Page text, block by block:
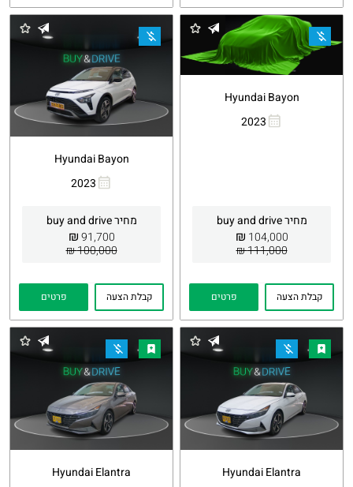
Hyundai Bayon
2023
מחיר buy and drive
104,000
₪
111,000 ₪
Whatsapp
קבלת הצעה פרטים
Hyundai Bayon
2023
מחיר buy and drive
91,700
₪
100,000 ₪
Whatsapp
קבלת הצעה פרטים
Hyundai Elantra
Hyundai Elantra